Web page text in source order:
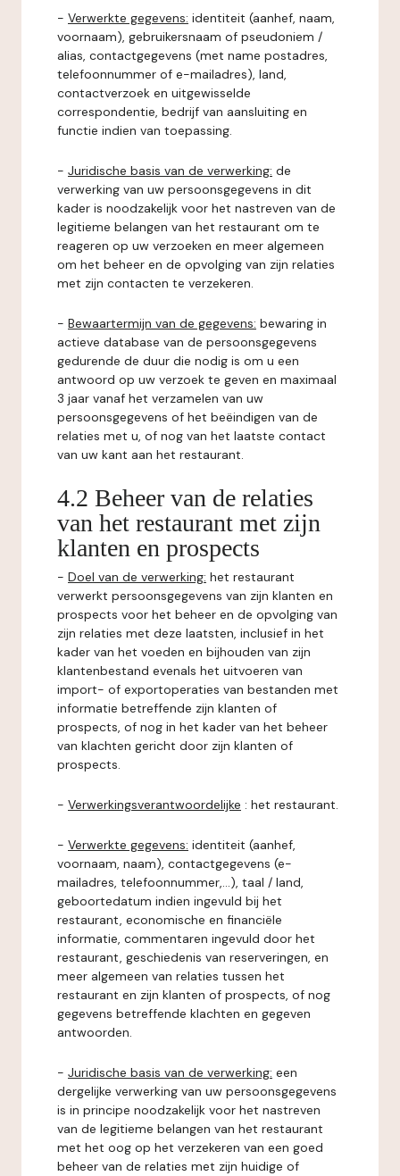
- Verwerkte gegevens: identiteit (aanhef, naam,
voornaam), gebruikersnaam of pseudoniem /
alias, contactgegevens (met name postadres,
telefoonnummer of e-mailadres), land,
contactverzoek en uitgewisselde
correspondentie, bedrijf van aansluiting en
functie indien van toepassing.
- Juridische basis van de verwerking: de
verwerking van uw persoonsgegevens in dit
kader is noodzakelijk voor het nastreven van de
legitieme belangen van het restaurant om te
reageren op uw verzoeken en meer algemeen
om het beheer en de opvolging van zijn relaties
met zijn contacten te verzekeren.
- Bewaartermijn van de gegevens: bewaring in
actieve database van de persoonsgegevens
gedurende de duur die nodig is om u een
antwoord op uw verzoek te geven en maximaal
3 jaar vanaf het verzamelen van uw
persoonsgegevens of het beëindigen van de
relaties met u, of nog van het laatste contact
van uw kant aan het restaurant.
4.2 Beheer van de relaties
van het restaurant met zijn
klanten en prospects
- Doel van de verwerking: het restaurant
verwerkt persoonsgegevens van zijn klanten en
prospects voor het beheer en de opvolging van
zijn relaties met deze laatsten, inclusief in het
kader van het voeden en bijhouden van zijn
klantenbestand evenals het uitvoeren van
import- of exportoperaties van bestanden met
informatie betreffende zijn klanten of
prospects, of nog in het kader van het beheer
van klachten gericht door zijn klanten of
prospects.
- Verwerkingsverantwoordelijke : het restaurant.
- Verwerkte gegevens: identiteit (aanhef,
voornaam, naam), contactgegevens (e-
mailadres, telefoonnummer,...), taal / land,
geboortedatum indien ingevuld bij het
restaurant, economische en financiële
informatie, commentaren ingevuld door het
restaurant, geschiedenis van reserveringen, en
meer algemeen van relaties tussen het
restaurant en zijn klanten of prospects, of nog
gegevens betreffende klachten en gegeven
antwoorden.
- Juridische basis van de verwerking: een
dergelijke verwerking van uw persoonsgegevens
is in principe noodzakelijk voor het nastreven
van de legitieme belangen van het restaurant
met het oog op het verzekeren van een goed
beheer van de relaties met zijn huidige of